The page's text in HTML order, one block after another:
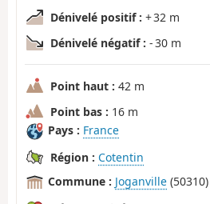
Dénivelé positif : + 32 m
Dénivelé négatif : - 30 m
Point haut : 42 m
Point bas : 16 m
Pays : France
Région : Cotentin
Commune : Joganville (50310)